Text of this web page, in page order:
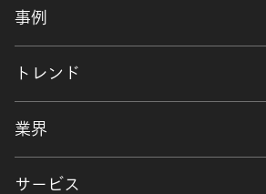
事例
トレンド
業界
サービス